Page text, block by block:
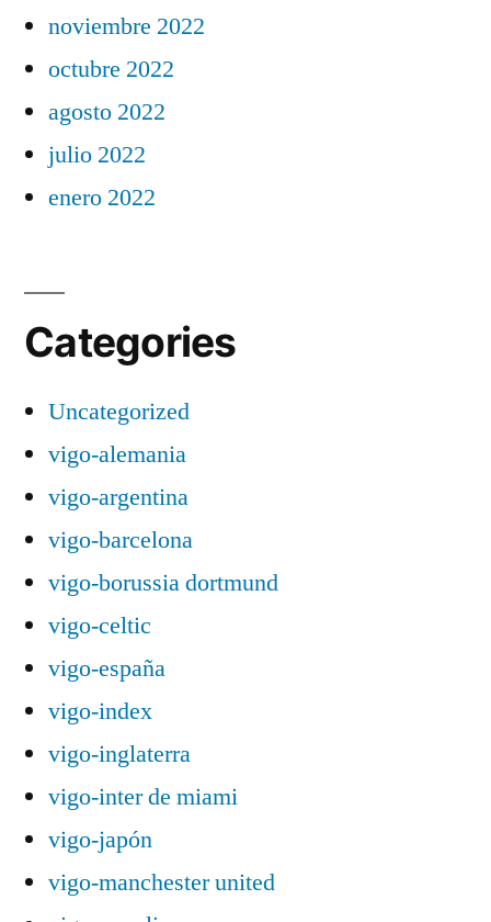
noviembre 2022
octubre 2022
agosto 2022
julio 2022
enero 2022
Categories
Uncategorized
vigo-alemania
vigo-argentina
vigo-barcelona
vigo-borussia dortmund
vigo-celtic
vigo-españa
vigo-index
vigo-inglaterra
vigo-inter de miami
vigo-japón
vigo-manchester united